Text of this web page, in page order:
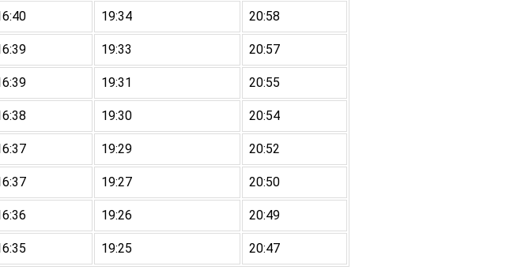
19:34 20:58
19:33 20:57
19:31 20:55
19:30 20:54
19:29 20:52
19:27 20:50
19:26 20:49
19:25 20:47